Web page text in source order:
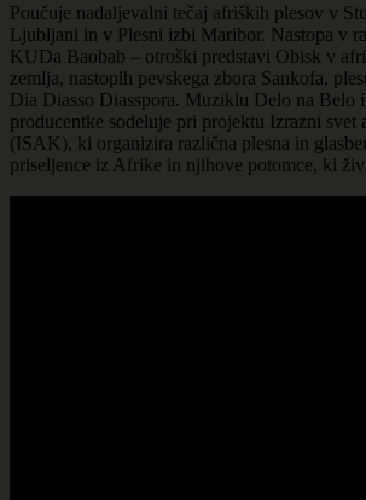
Poučuje nadaljevalni tečaj afriških plesov v
Ljubljani in v Plesni izbi Maribor. Nastopa v
KUDa Baobab – otroški predstavi Obisk v
zemlja, nastopih pevskega zbora Sankofa,
Dia Diasso Diasspora. Muziklu Delo na Belo
producentke sodeluje pri projektu Izrazni svet
(ISAK), ki organizira različna plesna in
priseljence iz Afrike in njihove potomce, ki